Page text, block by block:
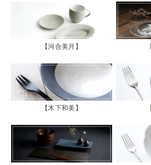
河合美月
木下和美